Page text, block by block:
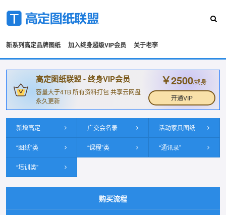
新系列高定品牌图纸 加入终身超级VIP会员 关于老李
高定图纸联盟 - 终身VIP会员
容量大于4TB 所有资料打包 共享云网盘
永久更新
￥2500/终身
开通VIP
新增高定 广交会名录 活动家具图纸
“图纸”类 “课程”类 “通讯录”
“培训类”
购买流程